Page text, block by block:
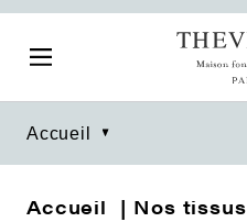
Accueil
Accueil Nos tissus